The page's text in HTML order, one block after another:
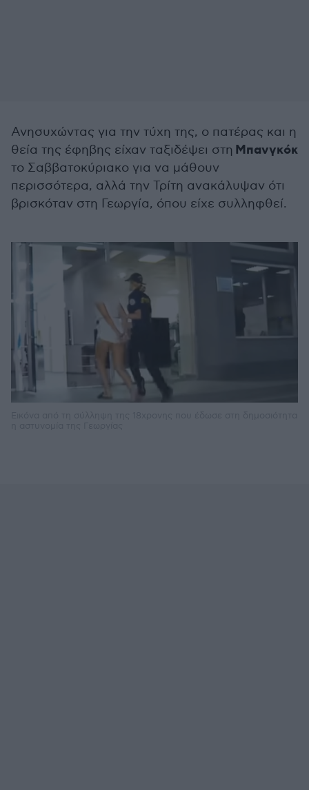
Ανησυχώντας για την τύχη της, ο πατέρας και η
θεία της έφηβης είχαν ταξιδέψει στη Μπανγκόκ
το Σαββατοκύριακο για να μάθουν
περισσότερα, αλλά την Τρίτη ανακάλυψαν ότι
βρισκόταν στη Γεωργία, όπου είχε συλληφθεί.